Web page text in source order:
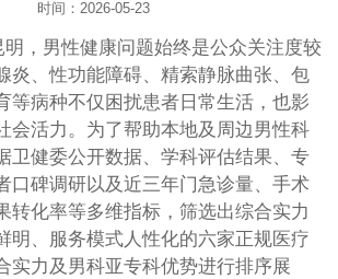
时间：2026-05-23
，男性健康问题始终是公众关注度较
炎、性功能障碍、精索静脉曲张、包
等病种不仅困扰患者日常生活，也影
会活力。为了帮助本地及周边男性科
卫健委公开数据、学科评估结果、专
口碑调研以及近三年门急诊量、手术
转化率等多维指标，筛选出综合实力
明、服务模式人性化的六家正规医疗
实力及男科亚专科优势进行排序展